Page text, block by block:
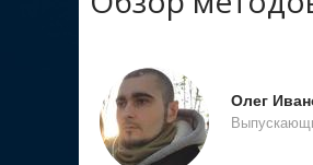
Олег